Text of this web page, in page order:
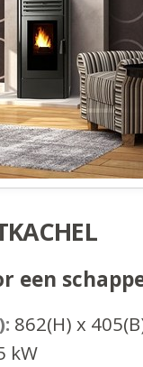
een
862(H) x 405
kW